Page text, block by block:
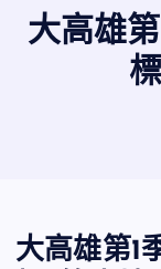
大高雄
大高雄第1